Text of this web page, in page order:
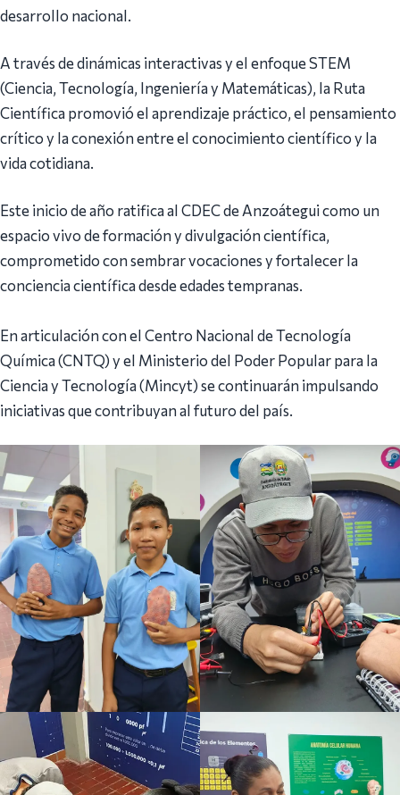
desarrollo nacional.
A través de dinámicas interactivas y el enfoque STEM
(Ciencia, Tecnología, Ingeniería y Matemáticas), la Ruta
Científica promovió el aprendizaje práctico, el pensamiento
crítico y la conexión entre el conocimiento científico y la
vida cotidiana.
‎Este inicio de año ratifica al CDEC de Anzoátegui como un
espacio vivo de formación y divulgación científica,
comprometido con sembrar vocaciones y fortalecer la
conciencia científica desde edades tempranas.
‎En articulación con el Centro Nacional de Tecnología
Química (CNTQ) y el Ministerio del Poder Popular para la
Ciencia y Tecnología (Mincyt) se continuarán impulsando
iniciativas que contribuyan al futuro del país.